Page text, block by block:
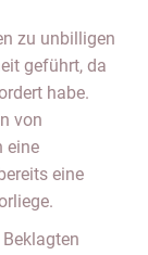
zu unbilligen
geführt, da
habe.
von
eine
eine